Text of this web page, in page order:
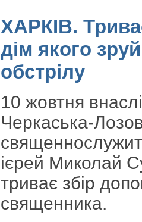
ХАРКІВ.
дім якого
обстрілу
10 жовтня
Черкаська-
ієрей Миколай
триває збір
священника.